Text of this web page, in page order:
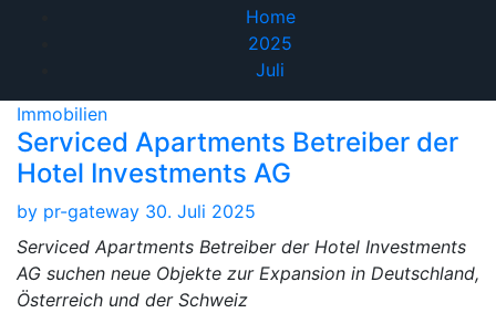
Home
2025
Juli
Immobilien
Serviced Apartments Betreiber der
Hotel Investments AG
by pr-gateway 30. Juli 2025
Serviced Apartments Betreiber der Hotel Investments
AG suchen neue Objekte zur Expansion in Deutschland,
Österreich und der Schweiz